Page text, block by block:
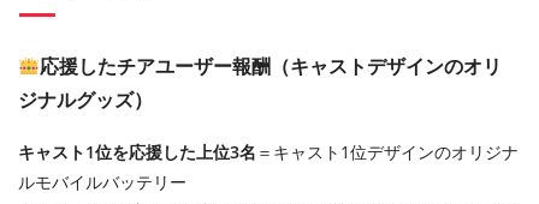
応援したチアユーザー報酬（キャストデザインのオリ
ジナルグッズ）
キャスト1位を応援した上位3名 ＝キャスト1位デザインのオリジナ
ルモバイルバッテリー